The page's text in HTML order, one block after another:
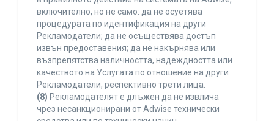
включително, но не само: да не осуетява
процедурата по идентификация на други
Рекламодатели; да не осъществява достъп
извън предоставения; да не накърнява или
възпрепятства наличността, надеждността или
качеството на Услугата по отношение на други
Рекламодатели, респективно трети лица.
(8) Рекламодателят е длъжен да не извлича
чрез несанкционирани от Adwise технически